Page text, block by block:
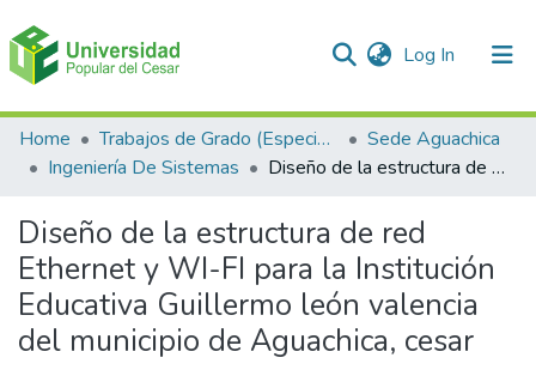
Log In (current)
Communities & Collections
All of DSpace
Statistics
Home Trabajos de Grado (Especializaciones y Pregrados)
Sede Aguachica
Ingeniería De Sistemas
Diseño de la estructura de red Ethernet y WI-FI para la Institución Educativa Guillermo león valencia del municipio de Aguachica, cesar
Diseño de la estructura de red
Ethernet y WI-FI para la Institución
Educativa Guillermo león valencia
del municipio de Aguachica, cesar